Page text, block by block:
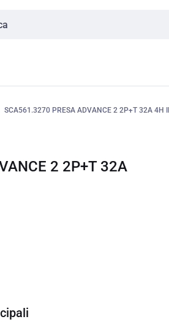
SCA561.3270 PRESA ADVANCE 2 2P+T 32A 4H
2 2P+T 32A